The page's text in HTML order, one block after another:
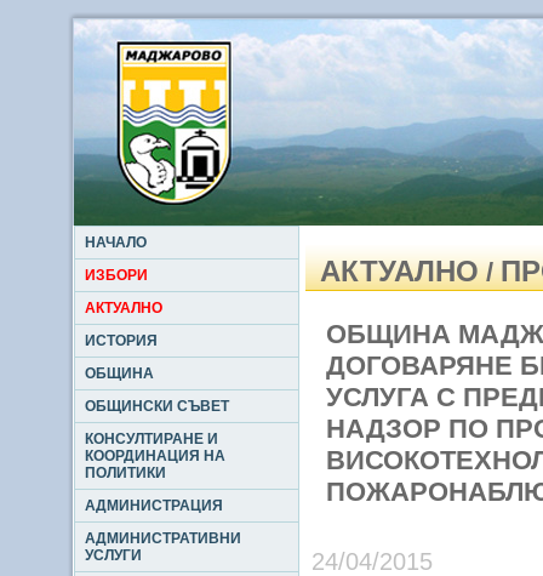
НАЧАЛО
ИЗБОРИ
АКТУАЛНО
ИСТОРИЯ
ОБЩИНА
ОБЩИНСКИ СЪВЕТ
КОНСУЛТИРАНЕ И
КООРДИНАЦИЯ НА
ПОЛИТИКИ
АДМИНИСТРАЦИЯ
АДМИНИСТРАТИВНИ
УСЛУГИ
АКТУАЛНО/
ОБЩИНА
ДОГОВАРЯНЕ
УСЛУГА С
НАДЗОР ПО
24/04/2015